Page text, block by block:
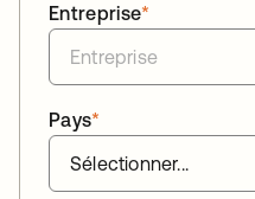
*
Entreprise
*
Pays